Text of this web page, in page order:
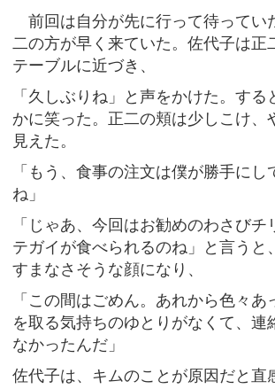
前回は自分が先に行って待ってい
二の方が早く来ていた。佐代子は正
テーブルに近づき、
「久しぶりね」と声をかけた。する
かに笑った。正二の頬は少しこけ、
見えた。
「もう、食事の注文は僕が勝手にし
ね」
「じゃあ、今回はお勧めのわさびチ
テガイが食べられるのね」と言うと
すまなさそうな顔になり、
「この間はごめん。あれから色々あ
を取る気持ちのゆとりがなくて、連
なかったんだ」
佐代子は、キムのことが原因だと直